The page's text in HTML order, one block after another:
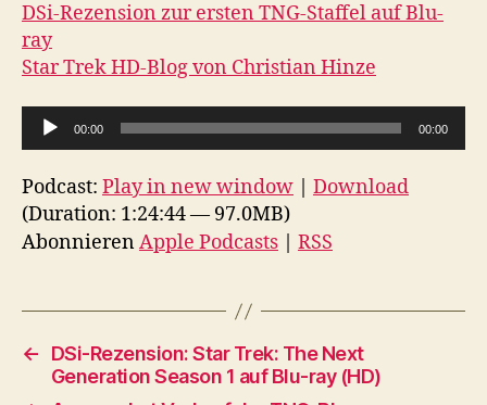
DSi-Rezension zur ersten TNG-Staffel auf Blu-
ray
Star Trek HD-Blog von Christian Hinze
u
d
i
o
a
00:00 00:00
Podcast: Play in new window
Download
(Duration: 1:24:44 — 97.0MB)
AbonnierenApple Podcasts RSS
←
DSi-Rezension: Star Trek: The Next
Generation Season 1 auf Blu-ray (HD)